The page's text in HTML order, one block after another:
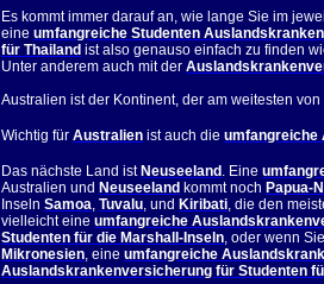
Es kommt immer darauf an, wie lange Sie im
eineumfangreiche Studenten
für Thailand ist also genauso einfach zu finden
Unter anderem auch mit der
Australien ist der Kontinent, der am weitesten
Wichtig fürAustralien ist auch dieumfangreiche
Das nächste Land ist Neuseeland . Eine
Australien und Neuseeland kommt noch Papua-
InselnSamoa,Tuvalu, und Kiribati, die den
vielleicht eineumfangreiche
Studenten für die Marshall-Inseln, oder wenn
Mikronesien, eineumfangreiche
Auslandskrankenversicherung für Studenten